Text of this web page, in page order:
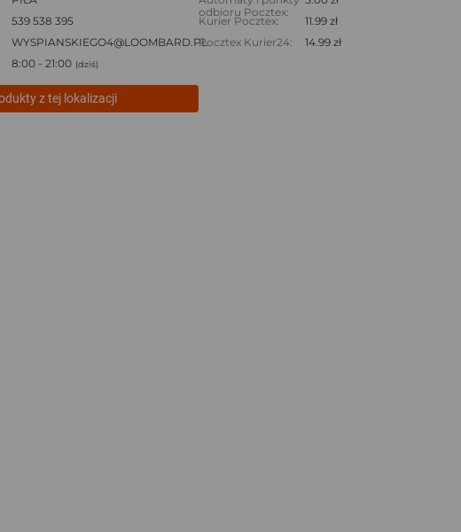
539 538 395
WYSPIANSKIEGO4@LOOMBARD.PL
8:00 - 21:00 (dziś)
z tej lokalizacji
odbioru Pocztex:
Kurier Pocztex:
11.99 zł
Pocztex Kurier24:
14.99 zł